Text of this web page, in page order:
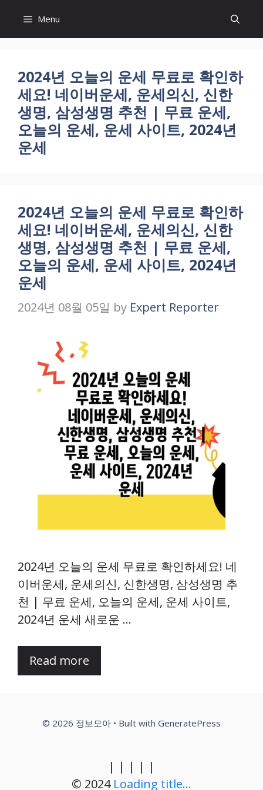
content
Menu
2024년 오늘의 운세 무료로 확인하
세요! 네이버운세, 운세의신, 신한
생명, 삼성생명 추천 | 무료 운세,
오늘의 운세, 운세 사이트, 2024년
운세
2024년 오늘의 운세 무료로 확인하
세요! 네이버운세, 운세의신, 신한
생명, 삼성생명 추천 | 무료 운세,
오늘의 운세, 운세 사이트, 2024년
운세
2024년 08월 05일 by Expert Reporter
2024년 오늘의 운세 무료로 확인하세요! 네
이버운세, 운세의신, 신한생명, 삼성생명 추
천 | 무료 운세, 오늘의 운세, 운세 사이트,
2024년 운세 새로운 …
Read more
© 2026 정보모아 • Built with GeneratePress
| | | | |
© 2024 Loading title...